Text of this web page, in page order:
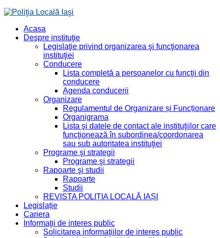
Acasa
Despre instituţie
Legislaţie privind organizarea şi funcţionarea
instituţiei
Conducere
Lista completă a persoanelor cu funcţii din
conducere
Agenda conducerii
Organizare
Regulamentul de Organizare și Funcționare
Organigrama
Lista şi datele de contact ale instituţiilor care
funcţionează în subordinea/coordonarea
sau sub autoritatea instituţiei
Programe şi strategii
Programe şi strategii
Rapoarte şi studii
Rapoarte
Studii
REVISTA POLIȚIA LOCALĂ IAȘI
Legislație
Cariera
Informaţii de interes public
Solicitarea informaţiilor de interes public